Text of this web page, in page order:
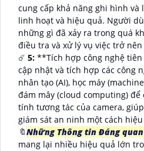
cung cấp khả năng ghi hình
linh hoạt và hiệu quả. Người
những gì đã xảy ra trong quá
điều tra và xử lý vụ việc trở
☄️ 5: **Tích hợp công nghệ
cập nhật và tích hợp các công
nhân tạo (AI), học máy
đám mây (cloud computing)
tính tương tác của camera,
giám sát an ninh một cách
🔖Những Thông tin Đáng
mang lại nhiều hiệu quả lớn